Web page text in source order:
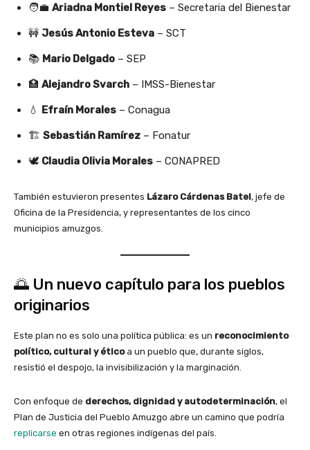
🧑‍💼 Ariadna Montiel Reyes – Secretaria del Bienestar
🚧 Jesús Antonio Esteva – SCT
📚 Mario Delgado – SEP
🏥 Alejandro Svarch – IMSS-Bienestar
💧 Efraín Morales – Conagua
🏗️ Sebastián Ramírez – Fonatur
🕊️ Claudia Olivia Morales – CONAPRED
También estuvieron presentes Lázaro Cárdenas Batel, jefe de
Oficina de la Presidencia, y representantes de los cinco
municipios amuzgos.
🌅 Un nuevo capítulo para los pueblos
originarios
Este plan no es solo una política pública: es un reconocimiento
político, cultural y éticoa un pueblo que, durante siglos,
resistió el despojo, la invisibilización y la marginación.
Con enfoque de derechos, dignidad y autodeterminación, el
Plan de Justicia del Pueblo Amuzgo abre un camino que podría
replicarse en otras regiones indígenas del país.